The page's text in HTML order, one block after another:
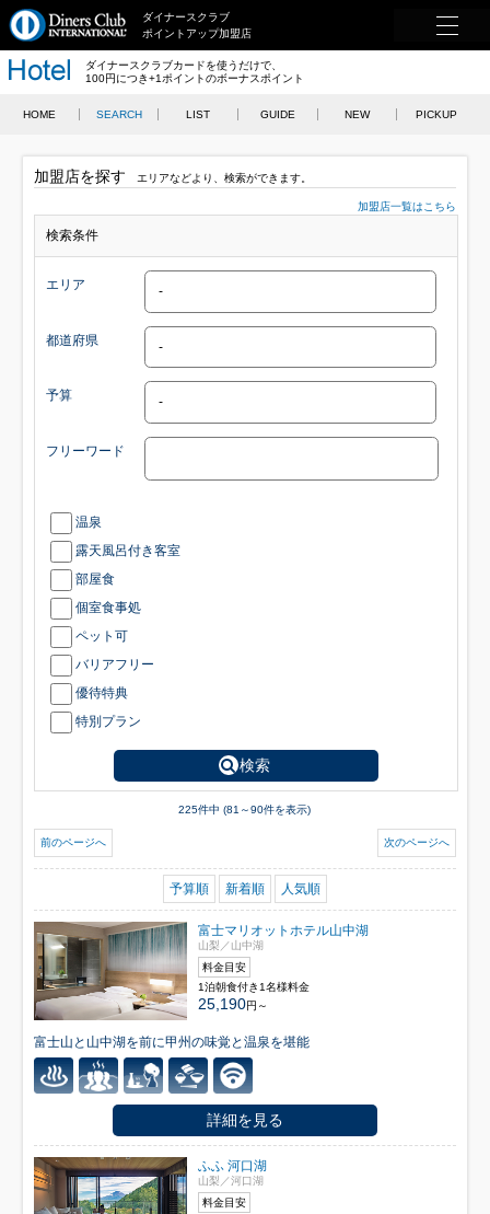
ダイナースクラブ
ポイントアップ加盟店
ダイナースクラブカードを使うだけで、
100円につき+1ポイントのボーナスポイント
HOME SEARCH LIST GUIDE NEW PICKUP
加盟店を探す エリアなどより、検索ができます。
加盟店一覧はこちら
検索条件
エリア
都道府県
予算
フリーワード
温泉
露天風呂付き客室
部屋食
個室食事処
ペット可
バリアフリー
優待特典
特別プラン
検索
225件中 (81～90件を表示)
前のページへ 次のページへ
予算順 新着順 人気順
富士マリオットホテル山中湖
山梨／山中湖
料金目安
1泊朝食付き1名様料金
25,190円～
富士山と山中湖を前に甲州の味覚と温泉を堪能
詳細を見る
ふふ 河口湖
山梨／河口湖
料金目安